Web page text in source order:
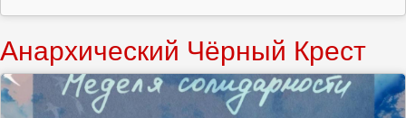
Анархический Чёрный Крест